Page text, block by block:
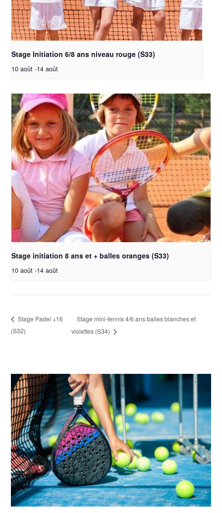
Stage Initiation 6/8 ans niveau rouge (S33)
10 août -14 août
Stage initiation 8 ans et + balles oranges (S33)
10 août -14 août
Stage Padel +16
(S32)
Stage mini-tennis 4/6 ans balles blanches et
violettes (S34)